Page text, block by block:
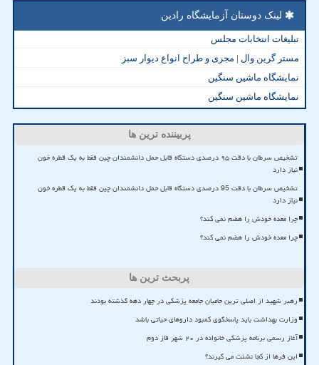
لینک دوستان آزمایشگاه رادین
تبلیغات انتخابات مجلس
مستر گرین وال | مجری و طراح انواع دیوار سبز
نمایشگاه ماشین سنگین
نمایشگاه ماشین سنگین
پربیننده ترین ها
تشخیص سرطان با دقت ۹۵ درصدی دستگاه قابل حمل دانشمندان چین فقط به یک قطره خون
نیاز دارد
تشخیص سرطان با دقت 95 درصدی دستگاه قابل حمل دانشمندان چین فقط به یک قطره خون
نیاز دارد
چرا معده خودش را هضم نمی کند؟
چرا معده خودش را هضم نمی کند؟
پربحث ترین ها
رهبر شهید از اصلی ترین حامیان جامعه پزشکی در چهار دهه گذشته بودند
وزارت بهداشت باید پاسخگوی کمبود داروهای حیاتی باشد
آغاز رسمی برنامه پزشکی خانواده در ۲۰ شهر فاز دوم
این فرها از کجا نشئت می گیرند؟